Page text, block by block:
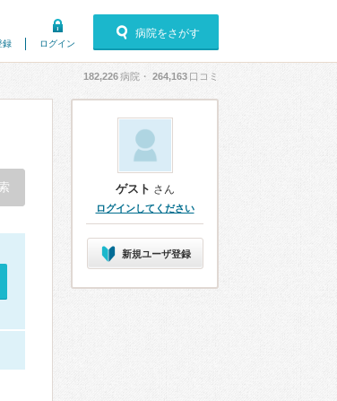
録 ログイン
病院をさがす
182,226病院・ 264,163 口コミ
ゲスト さん
ログインしてください
新規ユーザ登録